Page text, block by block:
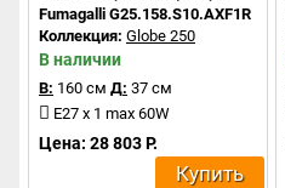
Fumagalli G25.158.S10.AXF1R
Коллекция: Globe 250
В наличии
В: 160 см Д: 37 см
E27 x 1 max 60W
Цена: 28 803 Р.
Купить